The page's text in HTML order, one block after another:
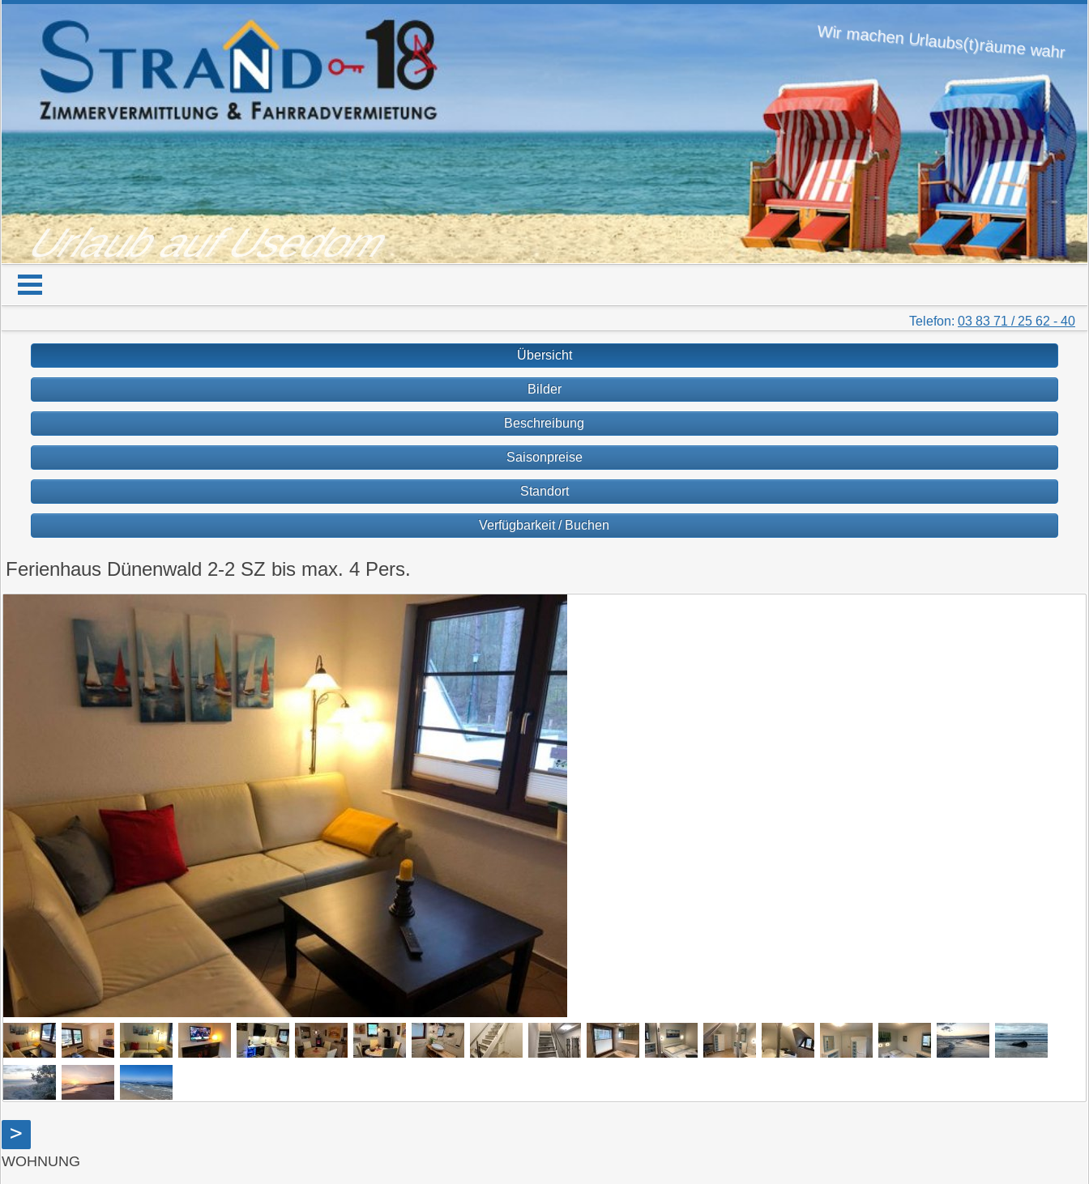
Wir machen Urlaubs(t)räume wahr
Urlaub auf Usedom
Telefon: 03 83 71 / 25 62 - 40
Übersicht
Bilder
Beschreibung
Saisonpreise
Standort
Verfügbarkeit / Buchen
Ferienhaus Dünenwald 2-2 SZ bis max. 4 Pers.
>
WOHNUNG